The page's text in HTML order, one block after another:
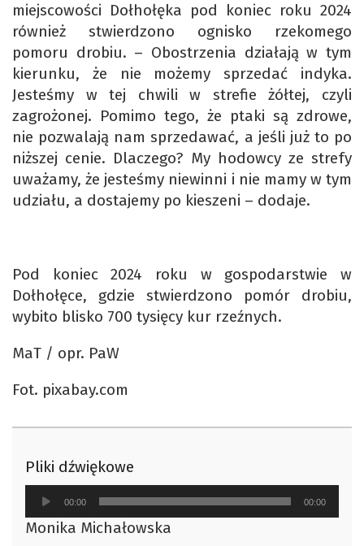
miejscowości Dołhołęka pod koniec roku 2024
również stwierdzono ognisko rzekomego
pomoru drobiu. – Obostrzenia działają w tym
kierunku, że nie możemy sprzedać indyka.
Jesteśmy w tej chwili w strefie żółtej, czyli
zagrożonej. Pomimo tego, że ptaki są zdrowe,
nie pozwalają nam sprzedawać, a jeśli już to po
niższej cenie. Dlaczego? My hodowcy ze strefy
uważamy, że jesteśmy niewinni i nie mamy w tym
udziału, a dostajemy po kieszeni – dodaje.
Pod koniec 2024 roku w gospodarstwie w
Dołhołęce, gdzie stwierdzono pomór drobiu,
wybito blisko 700 tysięcy kur rzeźnych.
MaT / opr. PaW
Fot. pixabay.com
Pliki dźwiękowe
Odtwarzacz
plików
dźwiękowych
00:00 00:00
Monika Michałowska